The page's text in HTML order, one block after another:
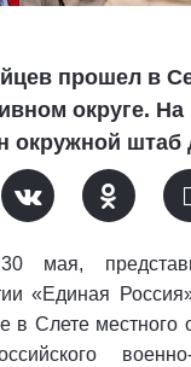
прошел в
округе.
окружной штаб
мая,
«Единая
в Слете местного
военно-